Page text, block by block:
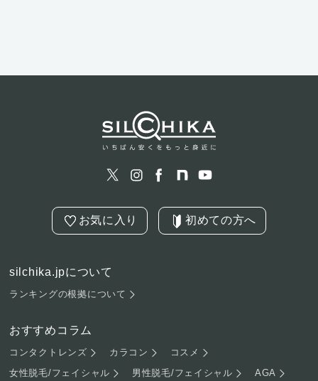
お気に入り 初めての方へ
silchika.jpについて
ランキングの根拠について
おすすめコラム
コンタクトレンズ カラコン
コスメ
女性脱毛/フェイシャル
男性脱毛/フェイシャル AGA